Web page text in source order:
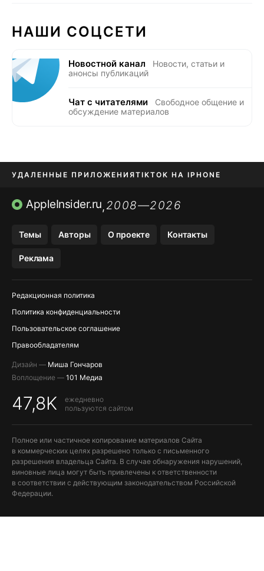
НАШИ СОЦСЕТИ
Новостной канал
Новости, статьи и
анонсы публикаций
Чат с читателями
Свободное общение и
обсуждение материалов
УДАЛЕННЫЕ ПРИЛОЖЕНИЯTIKTOK НА IPHONE
ПРИЛОЖЕНИЯ БЕЗ APP STORE
AppleInsider.ru,2008—2026
Темы Авторы О проекте Контакты
Реклама
Редакционная политика
Политика конфиденциальности
Пользовательское соглашение
Правообладателям
Дизайн — Миша Гончаров
Воплощение — 101 Медиа
47,8K
ежедневно
пользуются сайтом
Полное или частичное копирование материалов Сайта
в коммерческих целях разрешено только с письменного
разрешения владельца Сайта. В случае обнаружения нарушений,
виновные лица могут быть привлечены к ответственности
в соответствии с действующим законодательством Российской
Федерации.